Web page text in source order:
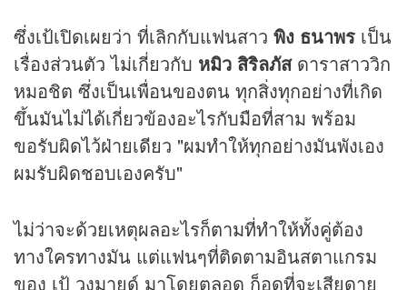
ซึ่งเป้เปิดเผยว่า ที่เลิกกับแฟนสาว พิง ธนาพร เป็น
เรื่องส่วนตัว ไม่เกี่ยวกับ หมิว สิริลภัสดาราสาววิก
หมอชิต ซึ่งเป็นเพื่อนของตน ทุกสิ่งทุกอย่างที่เกิด
ขึ้นมันไม่ได้เกี่ยวข้องอะไรกับมือที่สาม พร้อม
ขอรับผิดไว้ฝ่ายเดียว "ผมทำให้ทุกอย่างมันพังเอง
ผมรับผิดชอบเองครับ"
ไม่ว่าจะด้วยเหตุผลอะไรก็ตามที่ทำให้ทั้งคู่ต้อง
ทางใครทางมัน แต่แฟนๆที่ติดตามอินสตาแกรม
ของ เป้ วงมายด์ มาโดยตลอด ก็อดที่จะเสียดาย